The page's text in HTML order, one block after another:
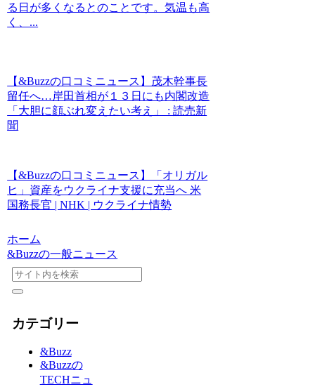
る日が多くなるとのことです。気温も高
く、...
【&Buzzの口コミニュース】茂木幹事長
留任へ…岸田首相が１３日にも内閣改造
「大胆に顔ぶれ変えたい考え」 : 読売新
聞
【&Buzzの口コミニュース】「オリガル
ヒ」資産をウクライナ支援に充当へ 米
国務長官 | NHK | ウクライナ情勢
ホーム
&Buzzの一般ニュース
カテゴリー
&Buzz
&Buzzの
TECHニュ